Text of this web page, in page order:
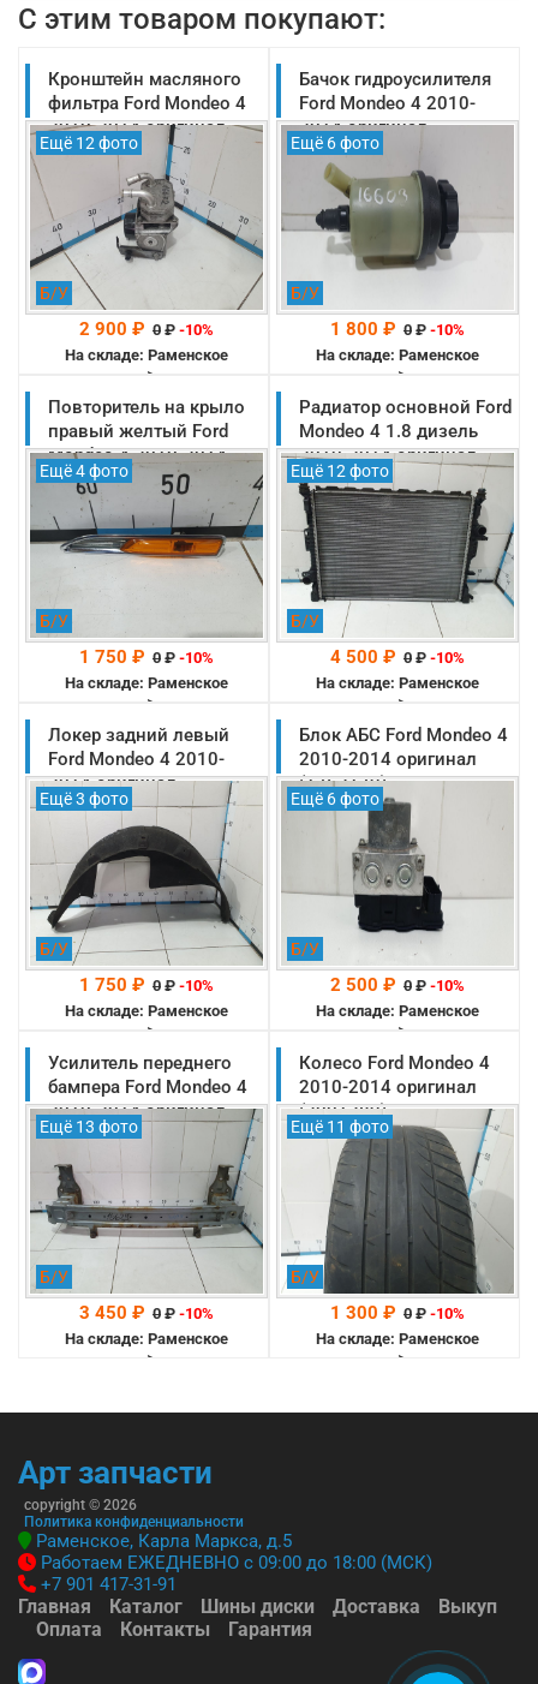
С этим товаром покупают:
Кронштейн масляного
фильтра Ford Mondeo 4
2010-2014 оригинал
(1385380)
Ещё 12 фото
Б/У
2 900 ₽ 0 ₽ -10%
На складе: Раменское
-->
Бачок гидроусилителя
Ford Mondeo 4 2010-
2014 оригинал
(1852947)
Ещё 6 фото
Б/У
1 800 ₽ 0 ₽ -10%
На складе: Раменское
-->
Повторитель на крыло
правый желтый Ford
Mondeo 4 2010-2014
оригинал (1571281)
Ещё 4 фото
Б/У
1 750 ₽ 0 ₽ -10%
На складе: Раменское
-->
Радиатор основной Ford
Mondeo 4 1.8 дизель
2010-2014 оригинал
(1563251)
Ещё 12 фото
Б/У
4 500 ₽ 0 ₽ -10%
На складе: Раменское
-->
Локер задний левый
Ford Mondeo 4 2010-
2014 оригинал
(1812112)
Ещё 3 фото
Б/У
1 750 ₽ 0 ₽ -10%
На складе: Раменское
-->
Блок АБС Ford Mondeo 4
2010-2014 оригинал
(1762179)
Ещё 6 фото
Б/У
2 500 ₽ 0 ₽ -10%
На складе: Раменское
-->
Усилитель переднего
бампера Ford Mondeo 4
2010-2014 оригинал
(1759667)
Ещё 13 фото
Б/У
3 450 ₽ 0 ₽ -10%
На складе: Раменское
-->
Колесо Ford Mondeo 4
2010-2014 оригинал
(2001389)
Ещё 11 фото
Б/У
1 300 ₽ 0 ₽ -10%
На складе: Раменское
-->
Арт запчасти
copyright © 2026
Политика конфиденциальности
Раменское, Карла Маркса, д.5
Работаем ЕЖЕДНЕВНО с 09:00 до 18:00 (МСК)
+7 901 417-31-91
Главная Каталог Шины диски Доставка
Выкуп
Оплата
Контакты Гарантия